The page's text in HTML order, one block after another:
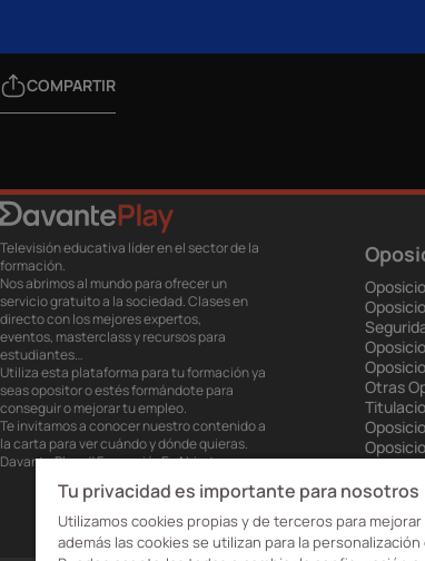
COMPARTIR
Televisión educativa líder en el sector de la
formación.
Nos abrimos al mundo para ofrecer un
servicio gratuito a la sociedad. Clases en
directo con los mejores expertos,
eventos, masterclass y recursos para
estudiantes…
Utiliza esta plataforma para tu formación ya
seas opositor o estés formándote para
conseguir o mejorar tu empleo.
Te invitamos a conocer nuestro contenido a
la carta para ver cuándo y dónde quieras.
Davante Play. #FormaciónEnAbierto
Otras
Tu privacidad es importante para nosotros
Utilizamos cookies propias y de terceros para
además las cookies se utilizan para la